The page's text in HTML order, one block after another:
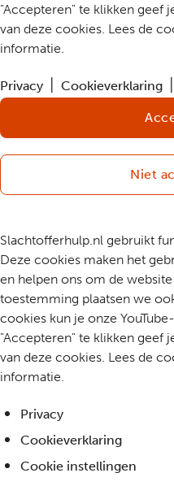
"Accepteren" te klikken geef
van deze cookies. Lees de
informatie.
Privacy Cookieverklaring
Niet
Slachtofferhulp.nl gebruikt
Deze cookies maken het
en helpen ons om de
toestemming plaatsen we
cookies kun je onze
"Accepteren" te klikken geef
van deze cookies. Lees de
informatie.
Privacy
Cookieverklaring
Cookie instellingen